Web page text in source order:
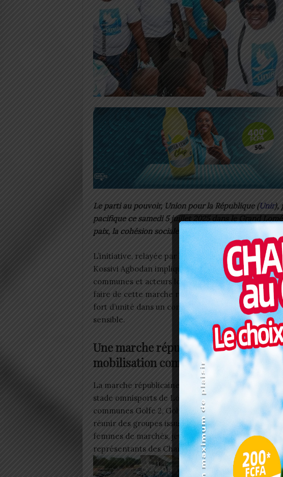
Le parti au pouvoir, Union pour la République (Unir),
pacifique ce samedi 5 juillet 2025 dans le Grand
paix, la cohésion sociale et le vivre-ensemble à
L’initiative, relayée par le préfet du Golfe,
Kossivi Agbodan implique plusieurs
communes et acteurs locaux. Unir entend
faire de cette marche républicaine un signal
fort d’unité dans un contexte politique
sensible.
Une marche républicaine à forte
mobilisation communautaire
La marche républicaine se déroulera entre le
stade omnisports de Lomé. Prévue dès 7h du
communes Golfe 2, Golfe 3, Golfe 5 et Golfe 7. Les
réunir des groupes issus de divers corps de
femmes de marchés, jeunes, membres de Comités
représentants des Chambres Communales des